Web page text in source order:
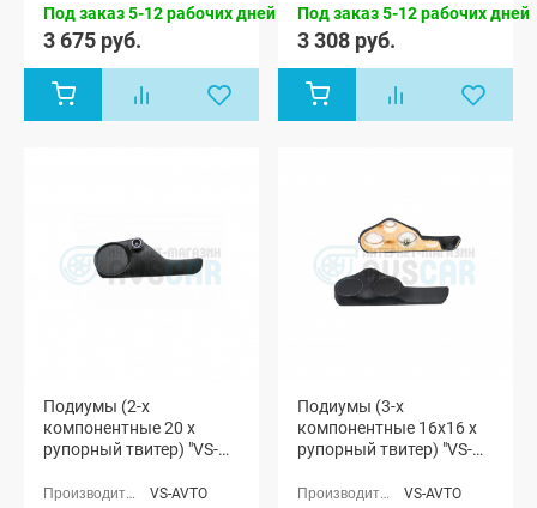
Под заказ 5-12 рабочих дней
3 675 руб.
Под заказ 5-12 рабочих дней
3 308 руб.
Подиумы (2-х
компонентные 20 x
рупорный твитер) "VS-
VS-AVTO
Подиумы (3-х
компонентные 16x16 x
рупорный твитер) "VS-
VS-AVTO